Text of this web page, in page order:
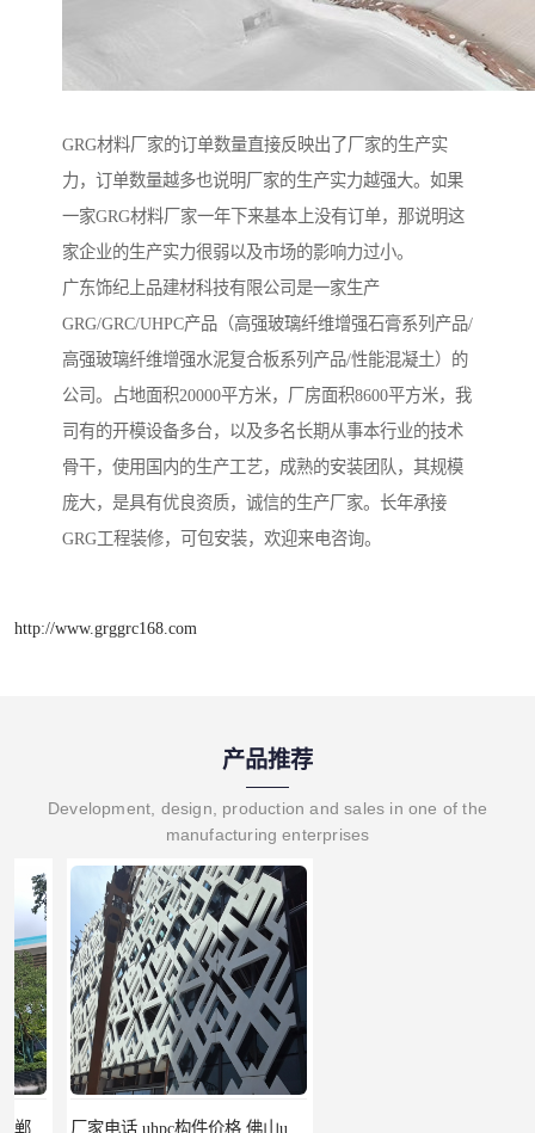
GRG材料厂家的订单数量直接反映出了厂家的生产实
力，订单数量越多也说明厂家的生产实力越强大。如果
一家GRG材料厂家一年下来基本上没有订单，那说明这
家企业的生产实力很弱以及市场的影响力过小。
广东饰纪上品建材科技有限公司是一家生产
GRG/GRC/UHPC产品（高强玻璃纤维增强石膏系列产品/
高强玻璃纤维增强水泥复合板系列产品/性能混凝土）的
公司。占地面积20000平方米，厂房面积8600平方米，我
司有的开模设备多台，以及多名长期从事本行业的技术
骨干，使用国内的生产工艺，成熟的安装团队，其规模
庞大，是具有优良资质，诚信的生产厂家。长年承接
GRG工程装修，可包安装，欢迎来电咨询。
http://www.grggrc168.com
产品推荐
Development, design, production and sales in one of the
manufacturing enterprises
厂家电话 uhpc构件价格 佛山uhpc工厂 uhpc挂板 南昌uhpc材料 报价单